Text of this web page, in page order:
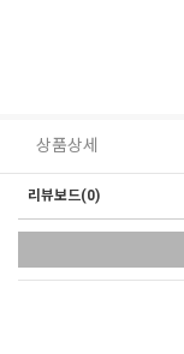
상품상세
리뷰보드(0)